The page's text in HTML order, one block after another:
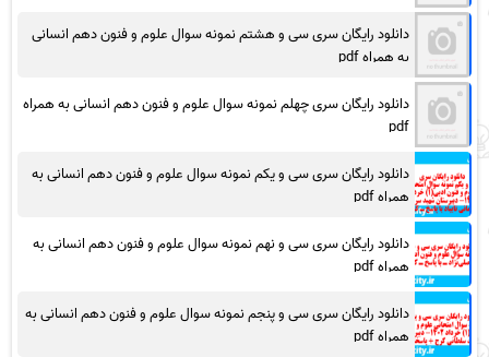
دانلود رایگان سری سی و هشتم نمونه سوال علوم و فنون دهم انسانی
به همراه pdf
دانلود رایگان سری چهلم نمونه سوال علوم و فنون دهم انسانی به همراه
pdf
دانلود رایگان سری سی و یکم نمونه سوال علوم و فنون دهم انسانی به
همراه pdf
دانلود رایگان سری سی و نهم نمونه سوال علوم و فنون دهم انسانی به
همراه pdf
دانلود رایگان سری سی و پنجم نمونه سوال علوم و فنون دهم انسانی به
همراه pdf